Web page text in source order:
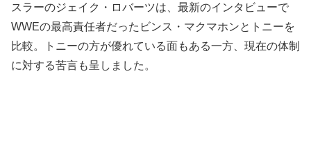
スラーのジェイク・ロバーツは、最新のインタビューで
WWEの最高責任者だったビンス・マクマホンとトニーを
比較。トニーの方が優れている面もある一方、現在の体制
に対する苦言も呈しました。